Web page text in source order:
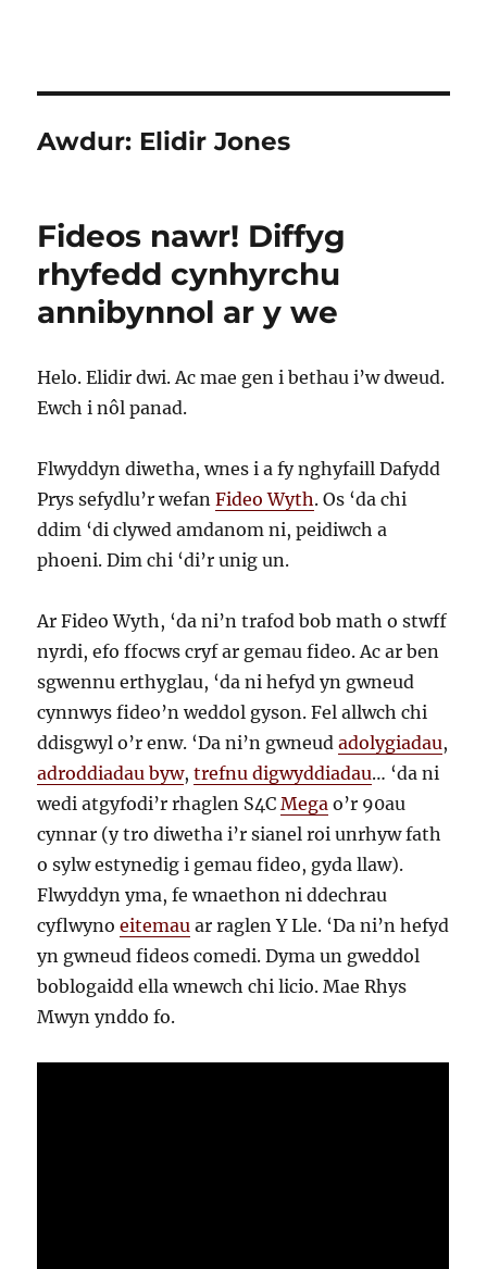
Awdur: Elidir Jones
Fideos nawr! Diffyg
rhyfedd cynhyrchu
annibynnol ar y we
Helo. Elidir dwi. Ac mae gen i bethau i’w dweud.
Ewch i nôl panad.
Flwyddyn diwetha, wnes i a fy nghyfaill Dafydd
Prys sefydlu’r wefanFideo Wyth. Os ‘da chi
ddim ‘di clywed amdanom ni, peidiwch a
phoeni. Dim chi ‘di’r unig un.
Ar Fideo Wyth, ‘da ni’n trafod bob math o stwff
nyrdi, efo ffocws cryf ar gemau fideo. Ac ar ben
sgwennu erthyglau, ‘da ni hefyd yn gwneud
cynnwys fideo’n weddol gyson. Fel allwch chi
ddisgwyl o’r enw. ‘Da ni’n gwneudadolygiadau,
adroddiadau byw,trefnu digwyddiadau… ‘da ni
wedi atgyfodi’r rhaglen S4CMega o’r 90au
cynnar (y tro diwetha i’r sianel roi unrhyw fath
o sylw estynedig i gemau fideo, gyda llaw).
Flwyddyn yma, fe wnaethon ni ddechrau
cyflwynoeitemau ar raglen Y Lle. ‘Da ni’n hefyd
yn gwneud fideos comedi. Dyma un gweddol
boblogaidd ella wnewch chi licio. Mae Rhys
Mwyn ynddo fo.